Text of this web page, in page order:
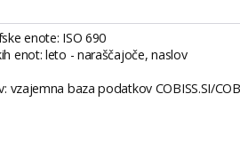
enote: ISO 690
enot: leto - naraščajoče, naslov
vzajemna baza podatkov COBISS.SI/